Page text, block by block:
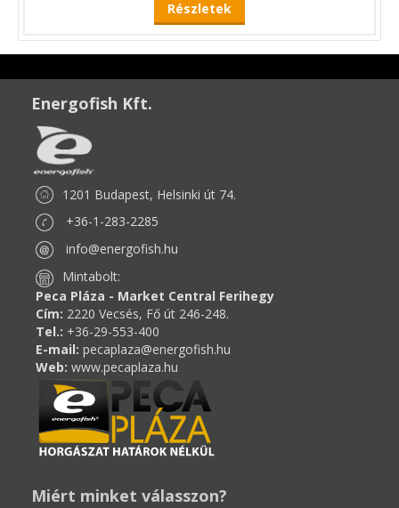
Részletek
Energofish Kft.
1201 Budapest, Helsinki út 74.
+36-1-283-2285
info@energofish.hu
Mintabolt:
Peca Pláza - Market Central Ferihegy
Cím: 2220 Vecsés, Fő út 246-248.
Tel.: +36-29-553-400
E-mail: pecaplaza@energofish.hu
Web: www.pecaplaza.hu
Miért minket válasszon?